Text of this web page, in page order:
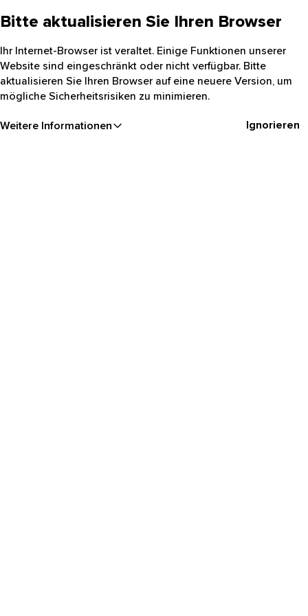
Bitte aktualisieren Sie Ihren Browser
Ihr Internet-Browser ist veraltet. Einige Funktionen unserer
Website sind eingeschränkt oder nicht verfügbar. Bitte
aktualisieren Sie Ihren Browser auf eine neuere Version, um
mögliche Sicherheitsrisiken zu minimieren.
Weitere Informationen Ignorieren